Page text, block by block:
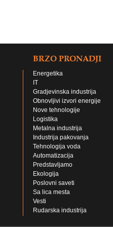
BRZO PRONADJI
Energetika
IT
Gradjevinska industrija
Obnovljivi izvori energije
Nove tehnologije
Logistika
Metalna industrija
Industrija pakovanja
Tehnologija voda
Automatizacija
Predstavljamo
Ekologija
Poslovni saveti
Sa lica mesta
Vesti
Rudarska industrija